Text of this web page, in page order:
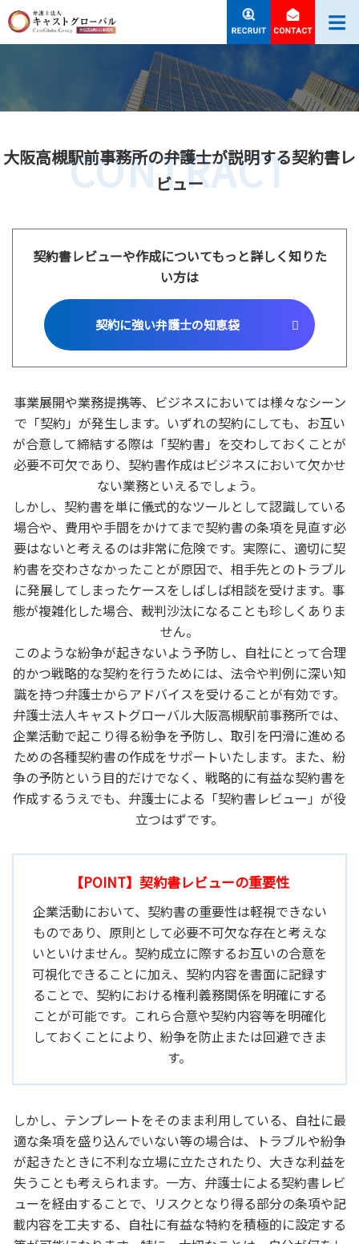
大阪高槻駅前事務所の弁護士が説明する契約書レ
ビュー
CONTRACT
契約書レビューや作成についてもっと詳しく知りた
い方は
契約に強い弁護士の知恵袋
事業展開や業務提携等、ビジネスにおいては様々なシーン
で「契約」が発生します。いずれの契約にしても、お互い
が合意して締結する際は「契約書」を交わしておくことが
必要不可欠であり、契約書作成はビジネスにおいて欠かせ
ない業務といえるでしょう。
しかし、契約書を単に儀式的なツールとして認識している
場合や、費用や手間をかけてまで契約書の条項を見直す必
要はないと考えるのは非常に危険です。実際に、適切に契
約書を交わさなかったことが原因で、相手先とのトラブル
に発展してしまったケースをしばしば相談を受けます。事
態が複雑化した場合、裁判沙汰になることも珍しくありま
せん。
このような紛争が起きないよう予防し、自社にとって合理
的かつ戦略的な契約を行うためには、法令や判例に深い知
識を持つ弁護士からアドバイスを受けることが有効です。
弁護士法人キャストグローバル大阪高槻駅前事務所では、
企業活動で起こり得る紛争を予防し、取引を円滑に進める
ための各種契約書の作成をサポートいたします。また、紛
争の予防という目的だけでなく、戦略的に有益な契約書を
作成するうえでも、弁護士による「契約書レビュー」が役
立つはずです。
【POINT】契約書レビューの重要性
企業活動において、契約書の重要性は軽視できない
ものであり、原則として必要不可欠な存在と考えな
いといけません。契約成立に際するお互いの合意を
可視化できることに加え、契約内容を書面に記録す
ることで、契約における権利義務関係を明確にする
ことが可能です。これら合意や契約内容等を明確化
しておくことにより、紛争を防止または回避できま
す。
しかし、テンプレートをそのまま利用している、自社に最
適な条項を盛り込んでいない等の場合は、トラブルや紛争
が起きたときに不利な立場に立たされたり、大きな利益を
失うことも考えられます。一方、弁護士による契約書レビ
ューを経由することで、リスクとなり得る部分の条項や記
載内容を工夫する、自社に有益な特約を積極的に設定する